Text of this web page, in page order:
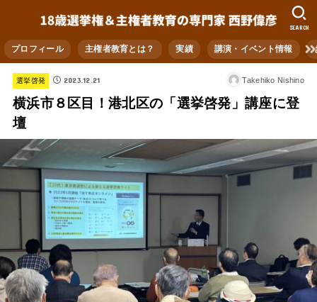
プロフィール 主権者教育とは？ 実績 講演・イベント情報
SEARCH
選挙啓発 2023.12.21 Takehiko Nishino
横浜市８区目！港北区の「選挙啓発」講座に登
壇